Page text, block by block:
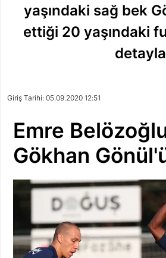
yaşındaki sağ bek
ettiği 20 yaşındaki
Giriş Tarihi: 05.09.2020 12:51
Emre
Gökhan